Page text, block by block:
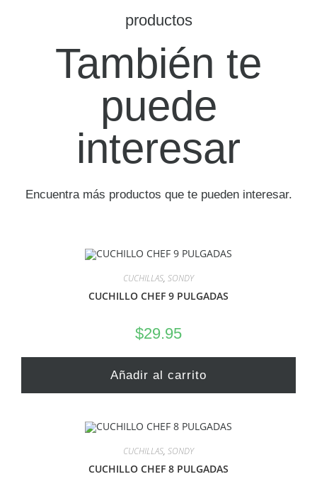
productos
También te
puede
interesar
Encuentra más productos que te pueden interesar.
CUCHILLAS, SONDY
CUCHILLO CHEF 9 PULGADAS
$29.95
Añadir al carrito
CUCHILLAS, SONDY
CUCHILLO CHEF 8 PULGADAS